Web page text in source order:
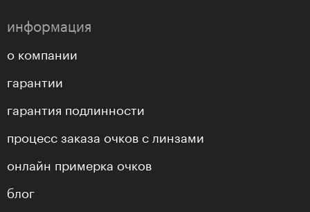
информация
о компании
гарантии
гарантия подлинности
процесс заказа очков с линзами
онлайн примерка очков
блог